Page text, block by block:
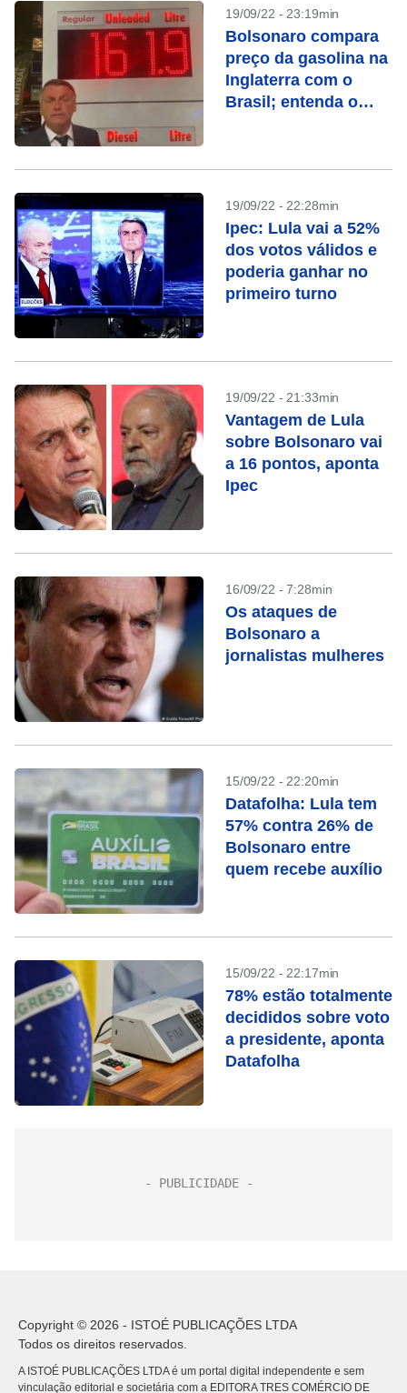
19/09/22 - 23:19min
Bolsonaro compara
preço da gasolina na
Inglaterra com o
Brasil; entenda o
19/09/22 - 22:28min
Ipec: Lula vai a 52%
dos votos válidos e
poderia ganhar no
primeiro turno
19/09/22 - 21:33min
Vantagem de Lula
sobre Bolsonaro vai
a 16 pontos, aponta
Ipec
16/09/22 - 7:28min
Os ataques de
Bolsonaro a
jornalistas mulheres
15/09/22 - 22:20min
Datafolha: Lula tem
57% contra 26% de
Bolsonaro entre
quem recebe auxílio
15/09/22 - 22:17min
78% estão totalmente
decididos sobre voto
a presidente, aponta
Datafolha
Copyright © 2026 - ISTOÉ PUBLICAÇÕES LTDA
Todos os direitos reservados.
A ISTOÉ PUBLICAÇÕES LTDA é um portal digital independente e sem
vinculação editorial e societária com a EDITORA TRES COMÉRCIO DE